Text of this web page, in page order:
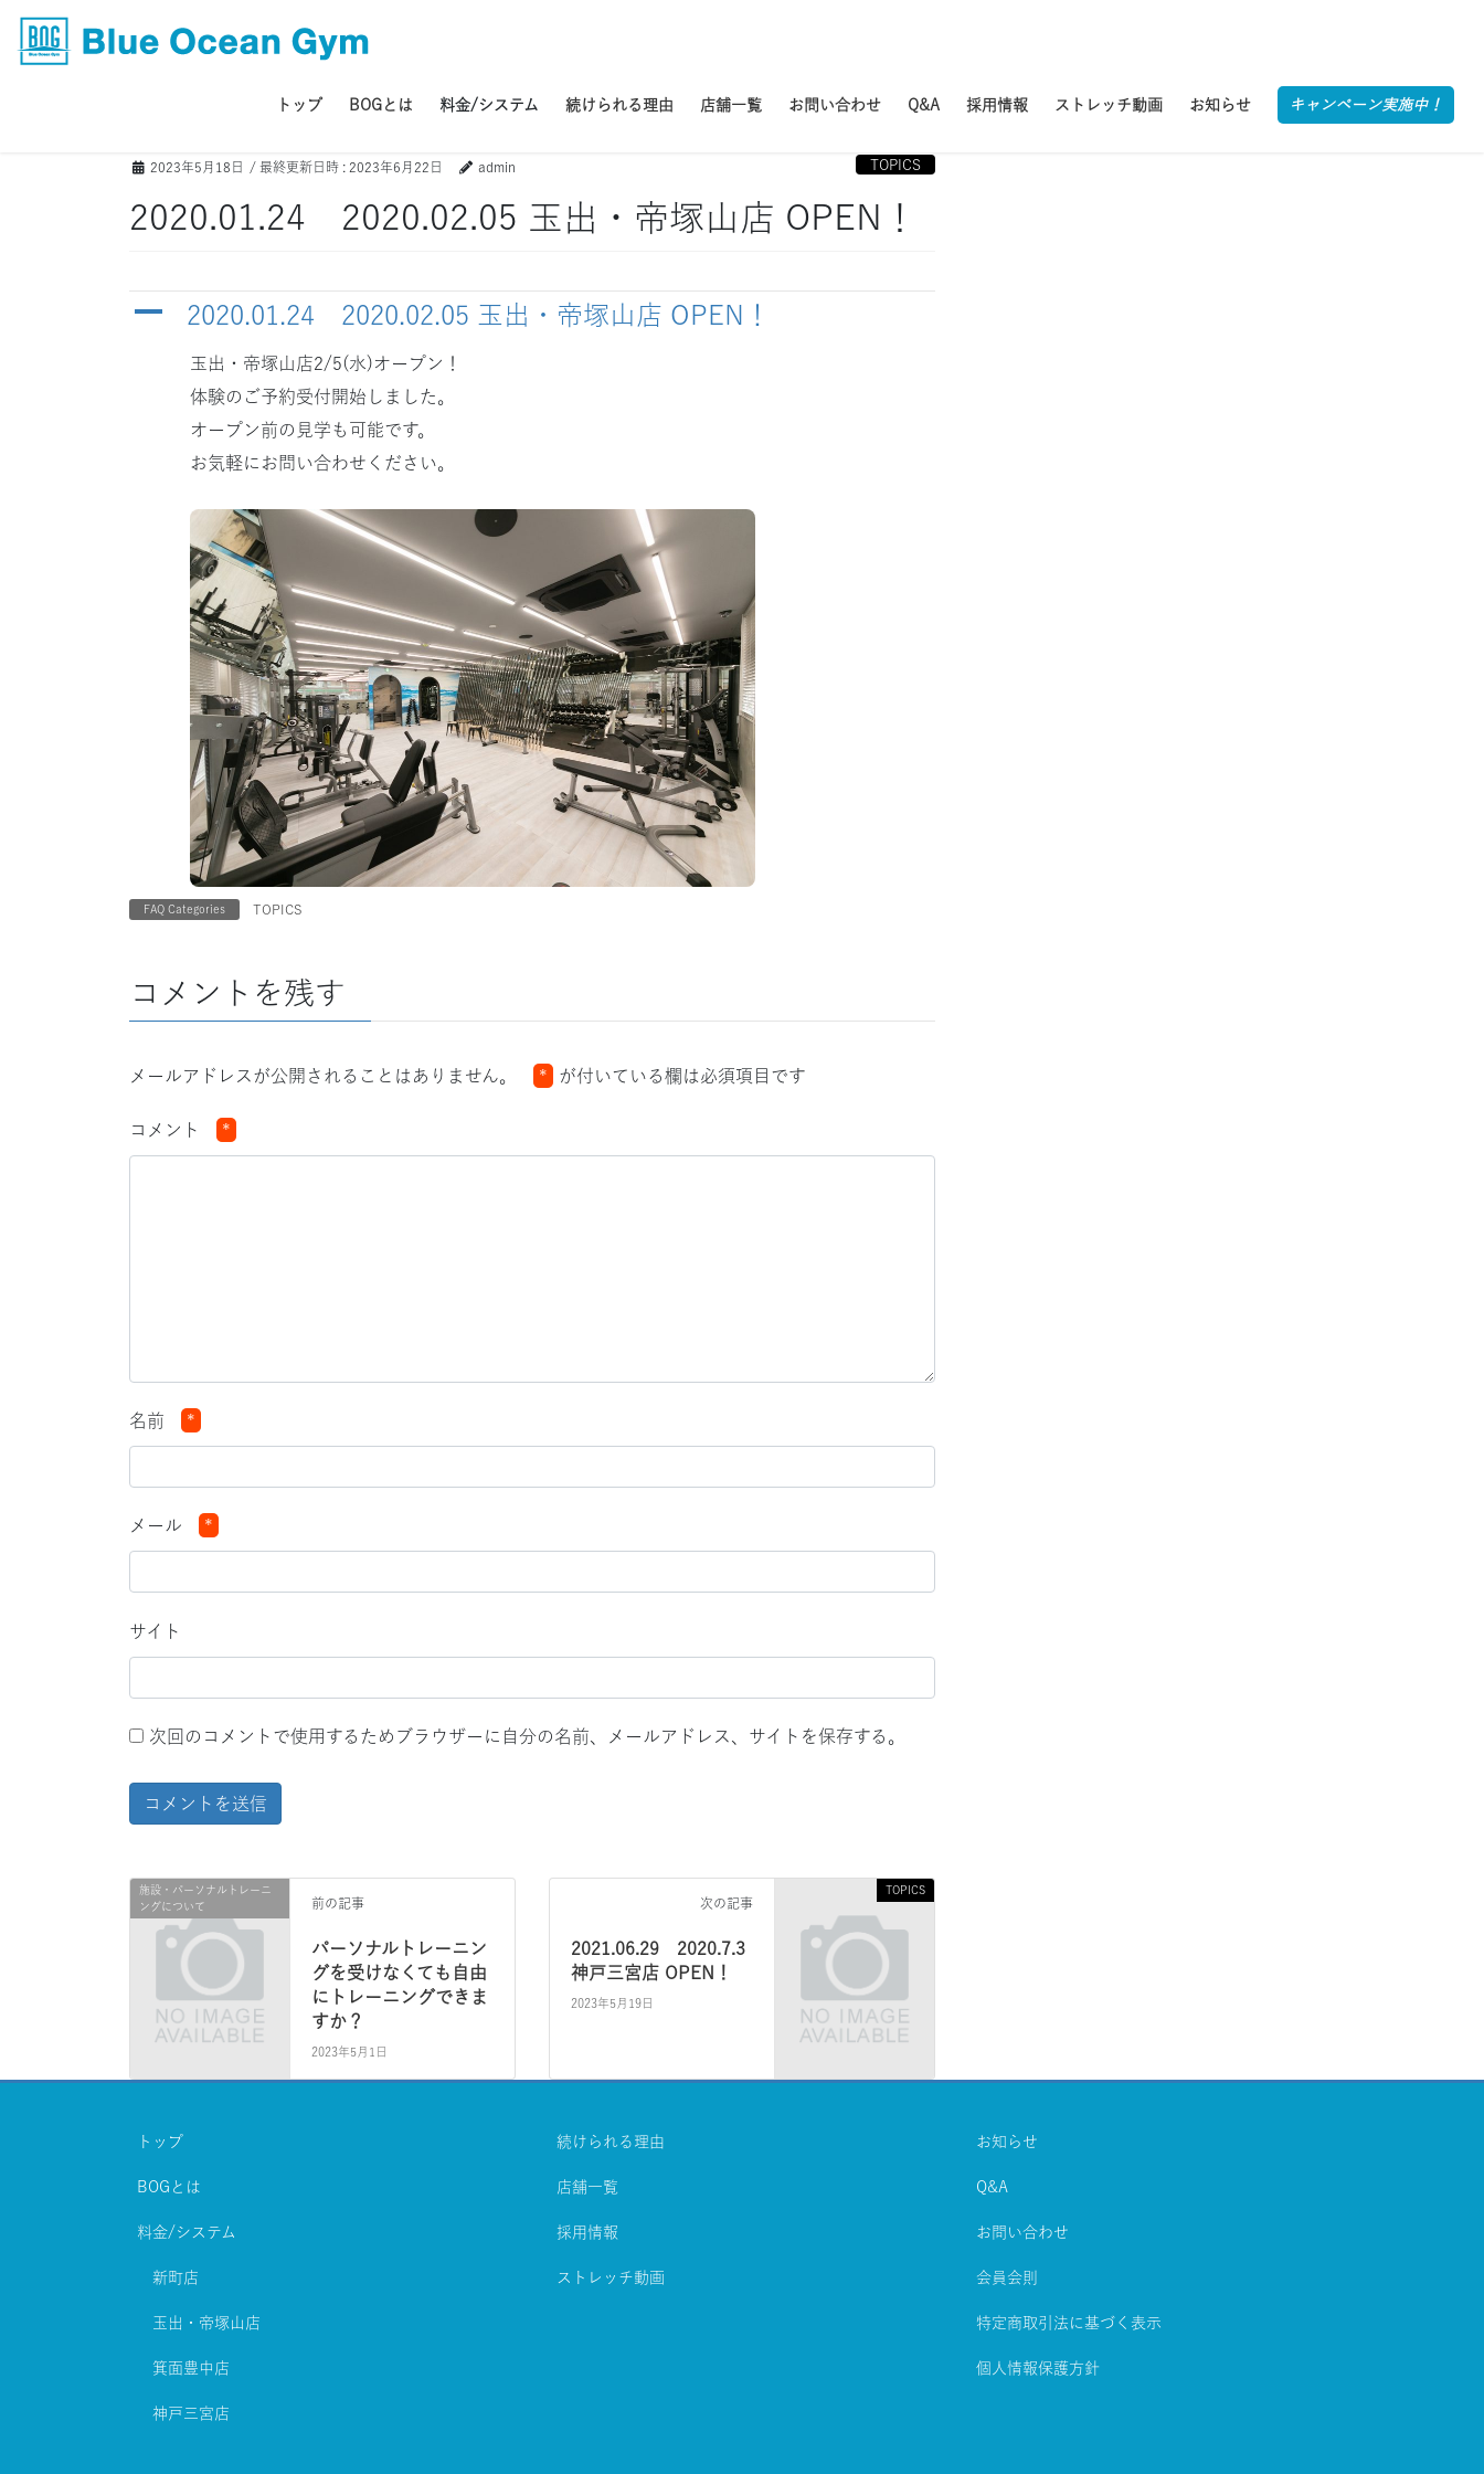
トップ BOGとは 料金/システム 続けられる理由 店舗一覧 お問い合わせ Q&A 採用情報 ストレッチ動画 お知らせ キャンペーン実施中！
2023年5月18日 / 最終更新日時 : 2023年6月22日 admin TOPICS
2020.01.24 2020.02.05 玉出・帝塚山店 OPEN！
A 2020.01.24 2020.02.05 玉出・帝塚山店 OPEN！
玉出・帝塚山店2/5(水)オープン！
体験のご予約受付開始しました。
オープン前の見学も可能です。
お気軽にお問い合わせください。
FAQ Categories TOPICS
コメントを残す
メールアドレスが公開されることはありません。 * が付いている欄は必須項目です
コメント *
名前 *
メール *
サイト
次回のコメントで使用するためブラウザーに自分の名前、メールアドレス、サイトを保存する。
施設・パーソナルトレーニ
ングについて
前の記事
パーソナルトレーニン
グを受けなくても自由
にトレーニングできま
すか？
2023年5月1日
TOPICS
次の記事
2021.06.29 2020.7.3
神戸三宮店 OPEN！
2023年5月19日
トップ
BOGとは
料金/システム
新町店
玉出・帝塚山店
箕面豊中店
神戸三宮店
続けられる理由
店舗一覧
採用情報
ストレッチ動画
お知らせ
Q&A
お問い合わせ
会員会則
特定商取引法に基づく表示
個人情報保護方針